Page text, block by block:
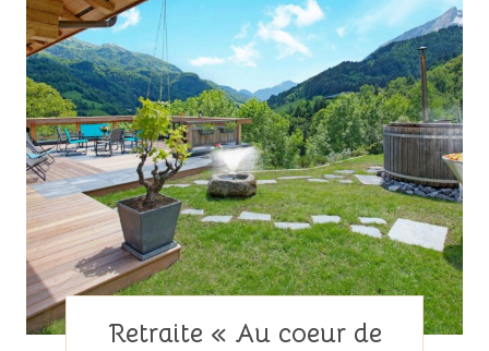
Retraite « Au coeur de